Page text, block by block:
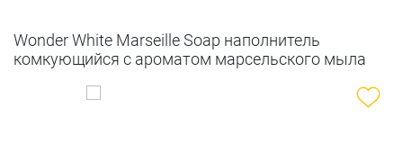
Wonder White Marseille Soap наполнитель
комкующийся c ароматом марсельского мыла